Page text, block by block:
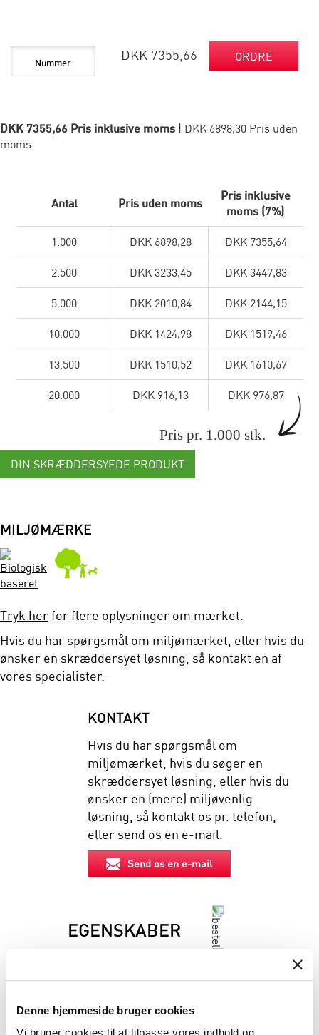
Denne hjemmeside bruger cookies
DKK 7355,66 ORDRE
DKK 7355,66 Pris inklusive moms | DKK 6898,30 Pris uden
moms
Antal Pris uden moms
Pris inklusive
moms (7%)
1.000 DKK 6898,28 DKK 7355,64
2.500 DKK 3233,45 DKK 3447,83
5.000 DKK 2010,84 DKK 2144,15
10.000 DKK 1424,98 DKK 1519,46
13.500 DKK 1510,52 DKK 1610,67
20.000 DKK 916,13 DKK 976,87
Pris pr. 1.000 stk.
DIN SKRÆDDERSYEDE PRODUKT
MILJØMÆRKE
Tryk herfor flere oplysninger om mærket.
Hvis du har spørgsmål om miljømærket, eller hvis du
ønsker en skræddersyet løsning, så kontakt en af
vores specialister.
KONTAKT
Hvis du har spørgsmål om
miljømærket, hvis du søger en
skræddersyet løsning, eller hvis du
ønsker en (mere) miljøvenlig
løsning, så kontakt os pr. telefon,
eller send os en e-mail.
Send os en e-mail
EGENSKABER
BESKRIVELSE